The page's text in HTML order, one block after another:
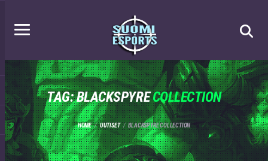
TAG: BLACKSPYRECOLLECTION
HOME UUTISET BLACKSPYRE COLLECTION